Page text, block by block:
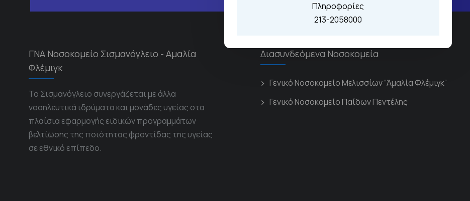
Πληροφορίες
213-2058000
ΓΝΑ Νοσοκομείο Σισμανόγλειο - Αμαλία
Φλέμιγκ
Το Σισμανόγλειο συνεργάζεται με άλλα
νοσηλευτικά ιδρύματα και μονάδες υγείας στα
πλαίσια εφαρμογής ειδικών προγραμμάτων
βελτίωσης της ποιότητας φροντίδας της υγείας
σε εθνικό επίπεδο.
Διασυνδεόμενα Νοσοκομεία
Γενικό Νοσοκομείο Μελισσίων “Άμαλία Φλέμιγκ”
Γενικό Νοσοκομείο Παίδων Πεντέλης